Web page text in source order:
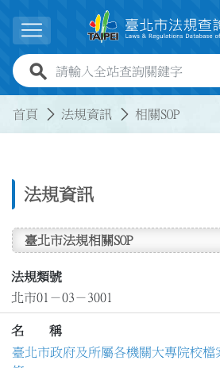
展開選單
全站查詢關鍵字欄位
首頁 法規資訊 相關SOP
法規資訊
臺北市法規相關SOP
法規類號
北市01－03－3001
名 稱
臺北市政府及所屬各機關大專院校